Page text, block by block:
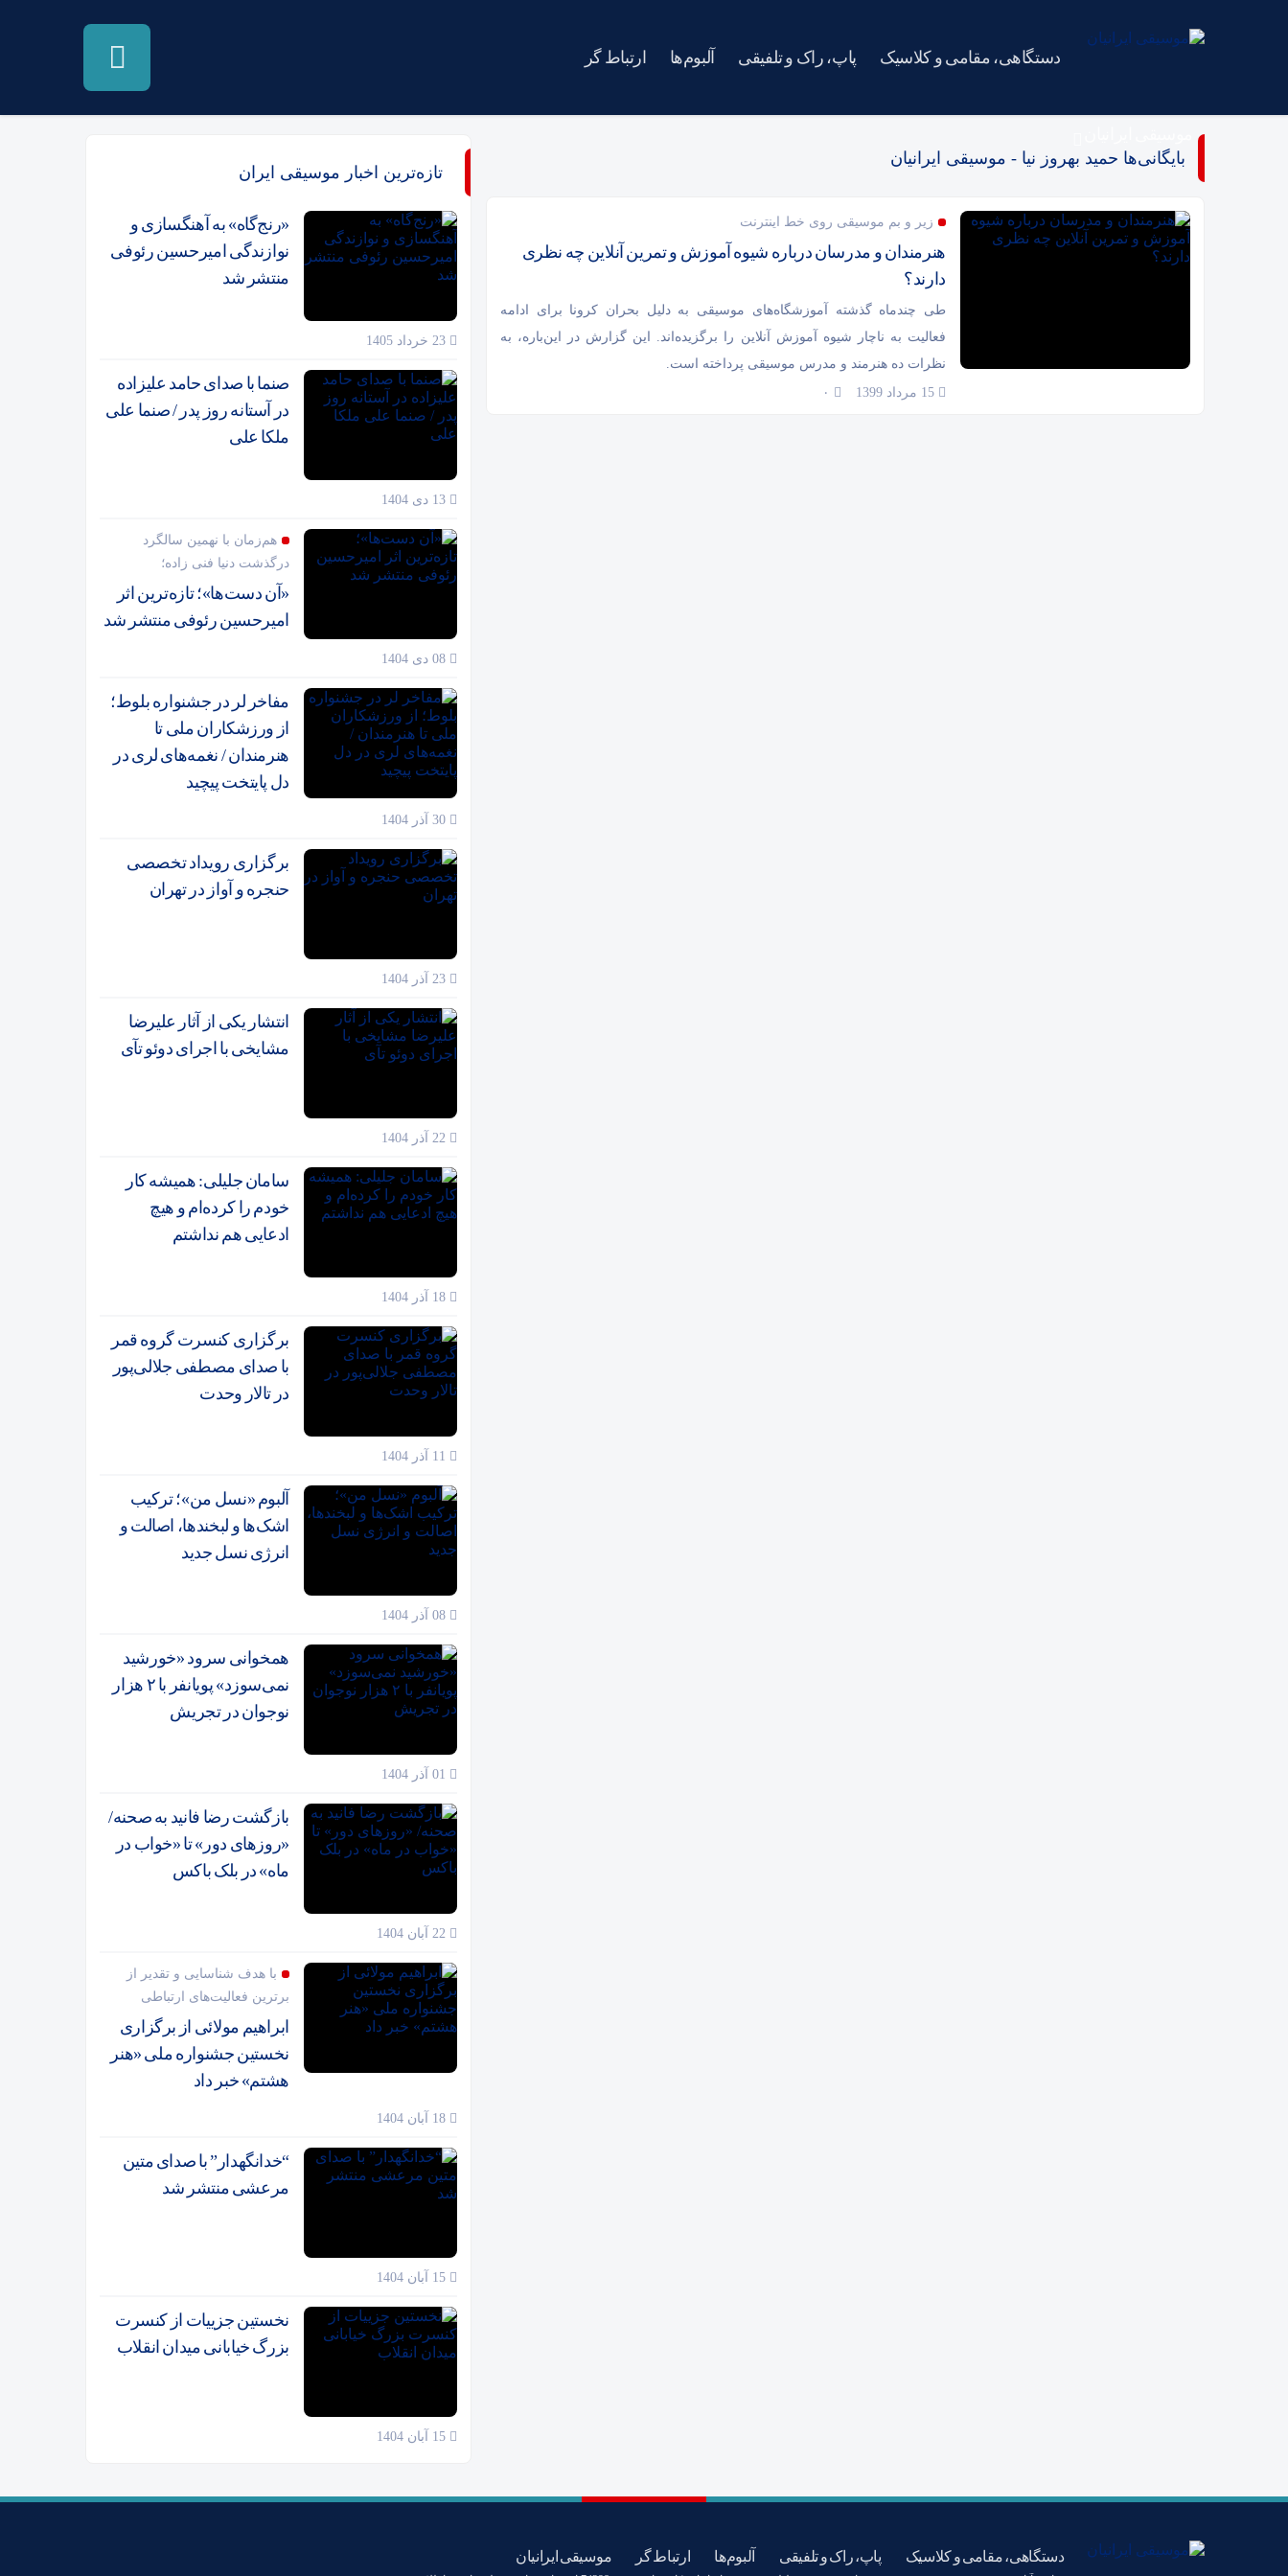
دستگاهی، مقامی و کلاسیک پاپ، راک و تلفیقی آلبوم‌ها ارتباط گر
بایگانی‌ها حمید بهروز نیا - موسیقی ایرانیان
زیر و بم موسیقی روی خط اینترنت
هنرمندان و مدرسان درباره شیوه آموزش و تمرین آنلاین چه نظری
دارند؟
طی چندماه گذشته آموزشگاه‌های موسیقی به دلیل بحران کرونا برای ادامه
فعالیت به ناچار شیوه آموزش آنلاین را برگزیده‌اند. این گزارش در این‌باره، به
نظرات ده هنرمند و مدرس موسیقی پرداخته است.
۰
تازه‌ترین اخبار موسیقی ایران
«رنج‌گاه» به آهنگسازی و
نوازندگی امیرحسین رئوفی
منتشر شد
صنما با صدای حامد علیزاده
در آستانه روز پدر / صنما علی
ملکا علی
هم‌زمان با نهمین سالگرد
درگذشت دنیا فنی زاده؛
«آن دست‌ها»؛ تازه‌ترین اثر
امیرحسین رئوفی منتشر شد
مفاخر لر در جشنواره بلوط؛
از ورزشکاران ملی تا
هنرمندان / نغمه‌های لری در
دل پایتخت پیچید
برگزاری رویداد تخصصی
حنجره و آواز در تهران
انتشار یکی از آثار علیرضا
مشایخی با اجرای دوئو تآی
سامان جلیلی: همیشه کار
خودم را کرده‌ام و هیچ
ادعایی هم نداشتم
برگزاری کنسرت گروه قمر
با صدای مصطفی جلالی‌پور
در تالار وحدت
آلبوم «نسل من»؛ ترکیب
اشک‌ها و لبخندها، اصالت و
انرژی نسل جدید
همخوانی سرود «خورشید
نمی‌سوزد» پویانفر با ۲ هزار
نوجوان در تجریش
بازگشت رضا فانید به صحنه/
«روزهای دور» تا «خواب در
ماه» در بلک باکس
با هدف شناسایی و تقدیر از
برترین فعالیت‌های ارتباطی
ابراهیم مولائی از برگزاری
نخستین جشنواره ملی «هنر
هشتم» خبر داد
“خدانگهدار” با صدای متین
مرعشی منتشر شد
نخستین جزییات از کنسرت
بزرگ خیابانی میدان انقلاب
دستگاهی، مقامی و کلاسیک پاپ، راک و تلفیقی آلبوم‌ها ارتباط گر موسیقی ایرانیان